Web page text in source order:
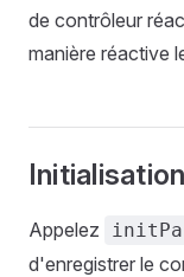
de contrôleur
manière réactive
Appelez
d'enregistrer le